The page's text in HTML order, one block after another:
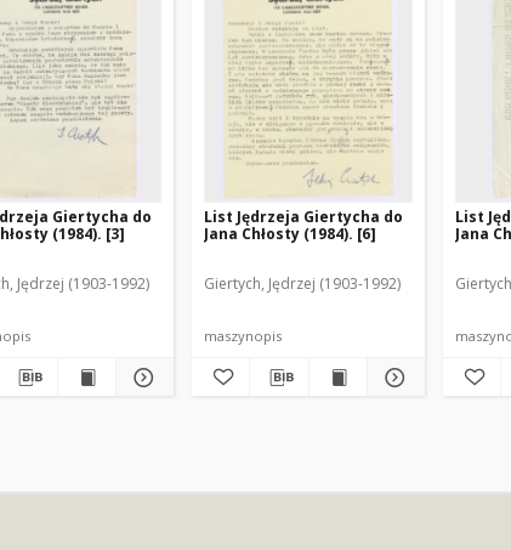
Giertycha do
(1984). [3]
Jędrzej (1903-1992)
List Jędrzeja Giertycha do
Jana Chłosty (1984). [6]
Giertych, Jędrzej (1903-1992)
maszynopis
List
Jana